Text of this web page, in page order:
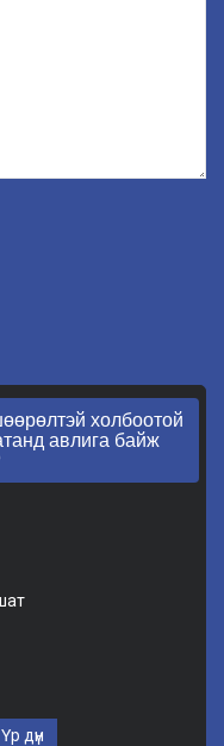
холбоотой
авлига байж
Үр дүн